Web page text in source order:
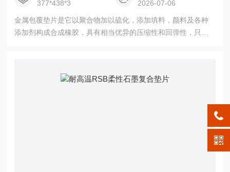
377*438*3
2026-07-06
金属包覆垫片是它以聚合物加以硫化，添加填料，颜料及各种
添加剂构成合成橡胶，具有相当优异的压缩性和回弹性，只需
通过形成非常有效的密封。